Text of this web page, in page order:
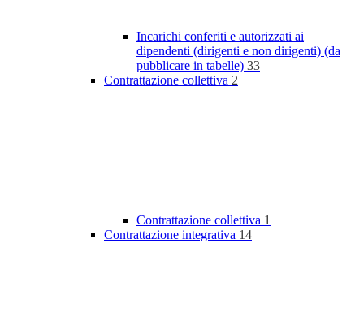
Incarichi conferiti e autorizzati ai
dipendenti (dirigenti e non dirigenti) (da
pubblicare in tabelle) 33
Contrattazione collettiva 2
Contrattazione collettiva 1
Contrattazione integrativa 14